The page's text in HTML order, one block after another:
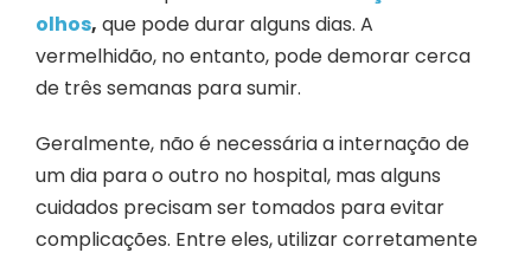
olhos, que pode durar alguns dias. A
vermelhidão, no entanto, pode demorar cerca
de três semanas para sumir.
Geralmente, não é necessária a internação de
um dia para o outro no hospital, mas alguns
cuidados precisam ser tomados para evitar
complicações. Entre eles, utilizar corretamente